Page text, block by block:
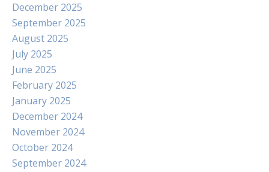
December 2025
September 2025
August 2025
July 2025
June 2025
February 2025
January 2025
December 2024
November 2024
October 2024
September 2024